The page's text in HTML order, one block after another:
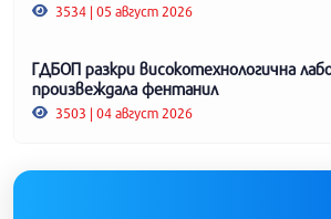
3534 | 05 август 2026
ГДБОП разкри високотехнологична
произвеждала фентанил
3503 | 04 август 2026